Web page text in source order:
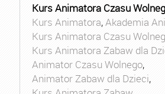
Kurs Animatora Czasu
Kurs Animatora,Akademia
Kurs Animatora Czasu
Kurs Animatora Zabaw dla
Animator Czasu Wolnego,
Animator Zabaw dla Dzieci,